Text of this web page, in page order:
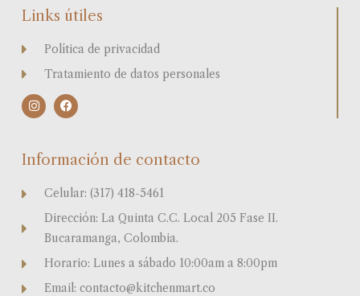
Links útiles
Política de privacidad
Tratamiento de datos personales
I
n
s
g
F
a
c
o
k
Información de contacto
Celular: (317) 418-5461
Dirección: La Quinta C.C. Local 205 Fase II.
Bucaramanga, Colombia.
Horario: Lunes a sábado 10:00am a 8:00pm
Email: contacto@kitchenmart.co